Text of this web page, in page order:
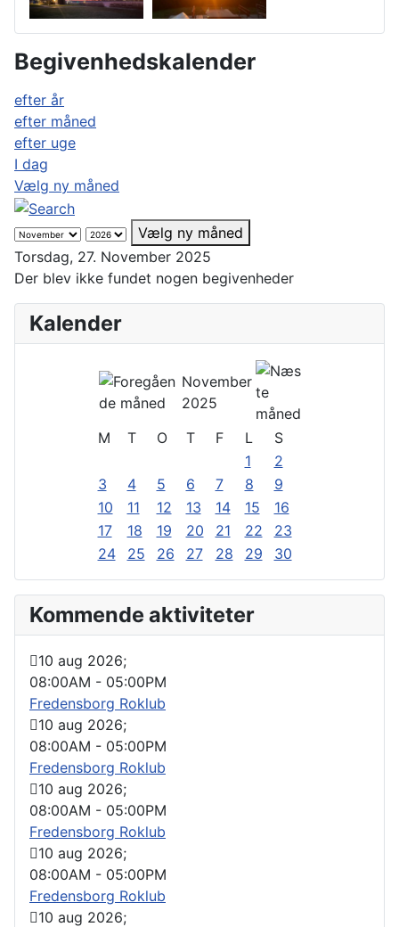
Begivenhedskalender
efter år
efter måned
efter uge
I dag
Vælg ny måned
Vælg ny måned
Torsdag, 27. November 2025
Der blev ikke fundet nogen begivenheder
Kalender
November
2025
M
T O T F L
S
1
2
3
4 5 6 7 8
9
10
11 12 13 14 15
16
17
18 19 20 21 22
23
24
25 26 27 28 29 30
Kommende aktiviteter
10 aug 2026;
08:00AM - 05:00PM
Fredensborg Roklub
10 aug 2026;
08:00AM - 05:00PM
Fredensborg Roklub
10 aug 2026;
08:00AM - 05:00PM
Fredensborg Roklub
10 aug 2026;
08:00AM - 05:00PM
Fredensborg Roklub
10 aug 2026;